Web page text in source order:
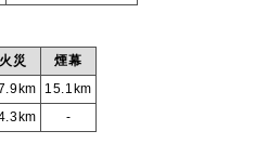
火災
煙幕
15.1km
-